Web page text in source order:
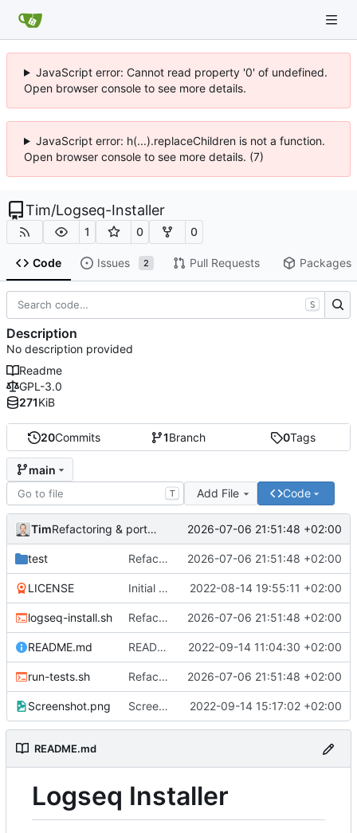
JavaScript error: Cannot read property '0' of undefined.
Open browser console to see more details.
JavaScript error: h(...).replaceChildren is not a function.
Open browser console to see more details. (7)
Tim/Logseq-Installer
1 0 0
Code Issues 2 Pull Requests Packages
20Commits 1Branch 0Tags
main
T Add File Code
Tim Refactoring & portable Testpfade 2026-07-06 21:51:48 +02:00
test Refactoring & portable Testpfade 2026-07-06 21:51:48 +02:00
LICENSE Initial commit 2022-08-14 19:55:11 +02:00
logseq-install.sh Refactoring & portable Testpfade 2026-07-06 21:51:48 +02:00
README.md README um Hinweis auf symbolischen Link ergänzt 2022-09-14 11:04:30 +02:00
run-tests.sh Refactoring & portable Testpfade 2026-07-06 21:51:48 +02:00
Screenshot.png Screenshot erneuert 2022-09-14 15:17:02 +02:00
README.md
Logseq Installer
S
Description
No description provided
Readme
GPL-3.0
271KiB